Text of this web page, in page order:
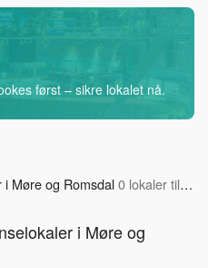
først – sikre lokalet nå.
Møre og Romsdal0 lokaler tilgjengelig
i Møre og